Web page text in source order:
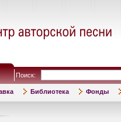
Поиск:
Библиотека Фонды